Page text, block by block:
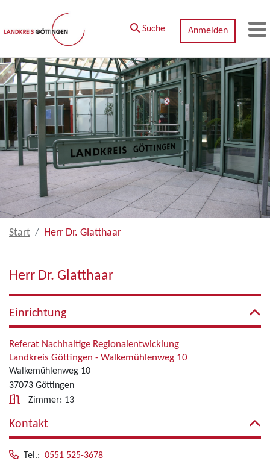
Zum Hauptinhalt springen
Suche Anmelden
Start Herr Dr. Glatthaar
Herr Dr. Glatthaar
Einrichtung
Referat Nachhaltige Regionalentwicklung
Landkreis Göttingen - Walkemühlenweg 10
Walkemühlenweg 10
37073 Göttingen
Zimmer: 13
Kontakt
Tel.: 0551 525-3678